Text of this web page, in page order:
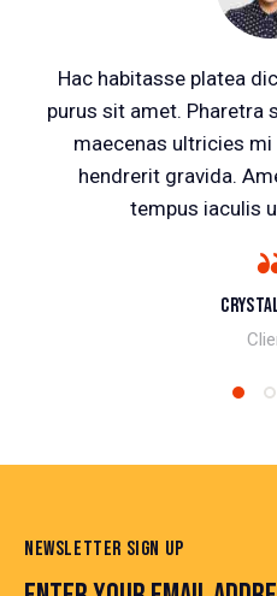
Hac habitasse platea
purus sit amet. Pharetra
maecenas ultricies
hendrerit gravida.
tempus iaculis
NEWSLETTER SIGN UP